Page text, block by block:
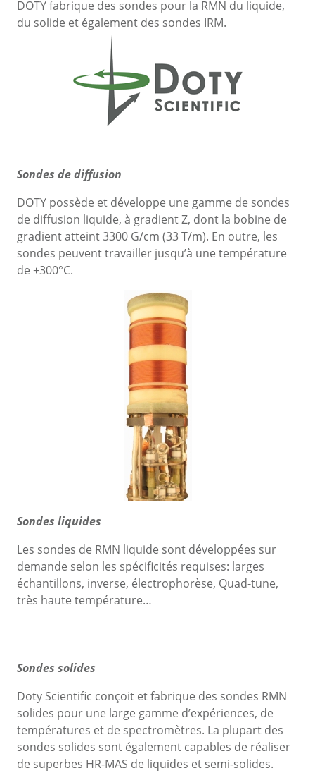
DOTY fabrique des sondes pour la RMN du liquide,
du solide et également des sondes IRM.
Sondes de diffusion
DOTY possède et développe une gamme de sondes
de diffusion liquide, à gradient Z, dont la bobine de
gradient atteint 3300 G/cm (33 T/m). En outre, les
sondes peuvent travailler jusqu’à une température
de +300°C.
Sondes liquides
Les sondes de RMN liquide sont développées sur
demande selon les spécificités requises: larges
échantillons, inverse, électrophorèse, Quad-tune,
très haute température…
Sondes solides
Doty Scientific conçoit et fabrique des sondes RMN
solides pour une large gamme d’expériences, de
températures et de spectromètres. La plupart des
sondes solides sont également capables de réaliser
de superbes HR-MAS de liquides et semi-solides.